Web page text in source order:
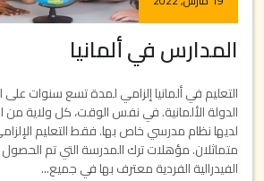
المدارس في ألمانيا
التعليم في ألمانيا إلزامي لمدة تسع سنوات
لديها نظام مدرسي خاص بها. فقط التعليم
متماثلان. مؤهلات ترك المدرسة التي تم الحصول
الفيدرالية الفردية معترف بها في جميع...